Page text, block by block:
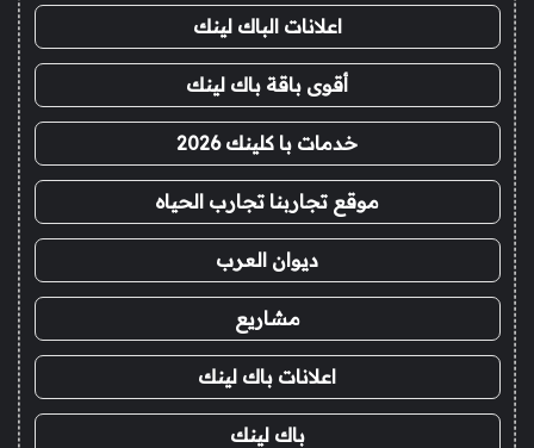
اعلانات الباك لينك
أقوى باقة باك لينك
خدمات با كلينك 2026
موقع تجاربنا تجارب الحياه
ديوان العرب
مشاريع
اعلانات باك لينك
باك لينك